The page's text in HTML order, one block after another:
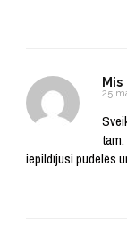
Mis
25
iepildījusi pudelēs